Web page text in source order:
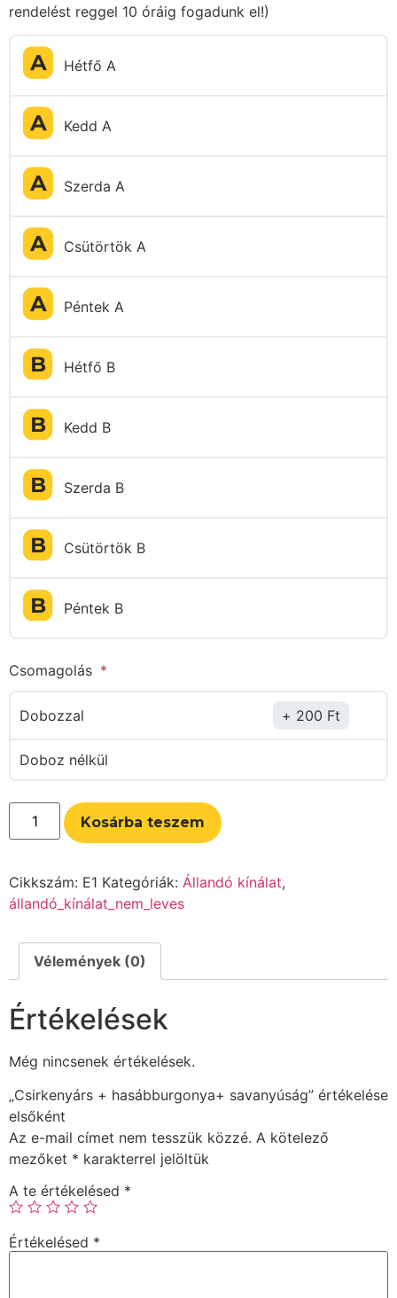
rendelést reggel 10 óráig fogadunk el!)
Hétfő A
Kedd A
Szerda A
Csütörtök A
Péntek A
Hétfő B
Kedd B
Szerda B
Csütörtök B
Péntek B
Csomagolás
Dobozzal 200 Ft
Doboz nélkül
Kosárba teszem
Cikkszám: E1 Kategóriák: Állandó kínálat,
állandó_kínálat_nem_leves
Vélemények (0)
Értékelések
Még nincsenek értékelések.
„Csirkenyárs + hasábburgonya+ savanyúság” értékelése
elsőként
Az e-mail címet nem tesszük közzé. A kötelező
mezőket * karakterrel jelöltük
A te értékelésed *
Értékelésed *